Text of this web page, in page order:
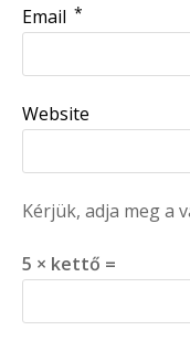
Email *
Website
Kérjük, adja meg a
5 × kettő =